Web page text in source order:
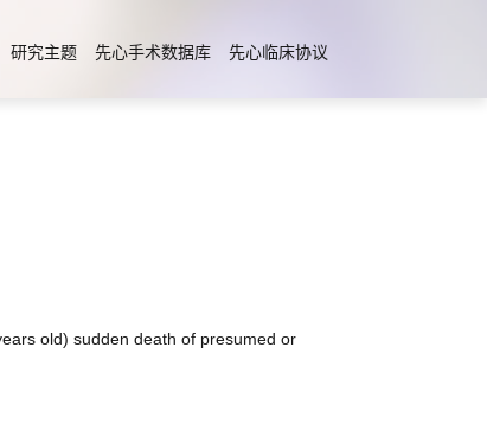
研究主题 先心手术数据库 先心临床协议
old) sudden death of presumed or